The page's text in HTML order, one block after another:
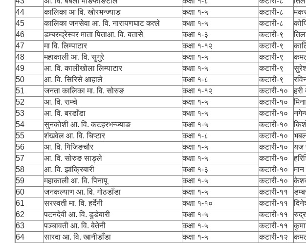
44
कालिका आ वि. खोरभन्ज्याङ कक्षा १-५ कटारी-८
45
कालिका जनसेवा आ. वि. नारायणघाट कत्ले कक्षा १-५ कटारी-८
46
डम्बरुद्रेस्वर माता पिताआ. वि. बतासे कक्षा १-३ कटारी-९
47
मा वि. लिम्पाटार कक्षा १-१२ कटारी-९
48
महाकाली आ. वि. सुगुरे कक्षा १-५ कटारी-९
49
आ. वि. कालीखोला लिम्पाटार कक्षा १-५ कटारी-९
50
आ. वि. सिरिसे आहाले कक्षा १-८ कटारी-९
51
जनता कालिका मा. वि. सोरुङ कक्षा १-१२ कटारी-१० हरी
52
आ. वि. राम्चे कक्षा १-५ कटारी-१०
53
आ. वि. बरडाँडा कक्षा १-५ कटारी-१०
54
सुनकोशी आ. वि. कटहरभन्ज्याङ कक्षा १-५ कटारी-१०
55
शंखवेल आ. वि. चिप्टार कक्षा १-८ कटारी-१०
56
आ. वि. गिजिङचौर कक्षा १-५ कटारी-१० यज
57
आ. वि. सोरुङ साङ्ले कक्षा १-५ कटारी-१०
58
आ. वि. झांक्रिबारी कक्षा १-३ कटारी-१० मान
59
महाकाली आ. वि. पिनापू कक्षा १-५ कटारी-१०
60
जनकल्याण आ. वि. गोठडाँडा कक्षा १-५ कटारी-११
61
सरस्वती मा. वि. हर्देनी कक्षा १-१० कटारी-११
62
पटनदेवी आ. वि. डुडेबारी कक्षा १-५ कटारी-११
63
पञ्चावती आ. वि. बेतेनी कक्षा १-५ कटारी-११
64
सारदा आ. वि. खानीडाँडा कक्षा १-५ कटारी-१२